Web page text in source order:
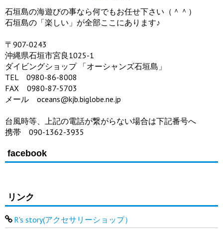
石垣島の海遊びの事なら何でもお任せ下さい（＾＾）
石垣島の「楽しい」が全部ここにあります♪
〒907-0243
沖縄県石垣市宮良1025-1
ダイビングショップ 「オーシャンズ石垣島」
TEL 0980-86-8008
FAX 0980-87-5703
メール oceans@kjb.biglobe.ne.jp
台風時等、上記の電話が繋がらない場合は下記番号へ
携帯 090-1362-3935
facebook
リンク
R's story(アクセサリーショップ）